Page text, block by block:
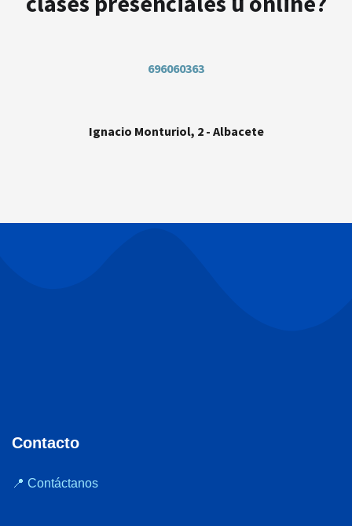
696060363
Ignacio Monturiol, 2 - Albacete
Contacto
📍 Contáctanos